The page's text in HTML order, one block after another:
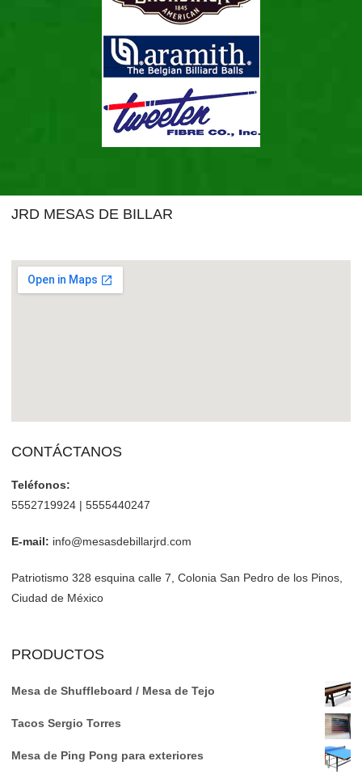
JRD MESAS DE BILLAR
CONTÁCTANOS
Teléfonos:
5552719924 | 5555440247
E-mail: info@mesasdebillarjrd.com
Patriotismo 328 esquina calle 7, Colonia San Pedro de los Pinos,
Ciudad de México
PRODUCTOS
Mesa de Shuffleboard / Mesa de Tejo
Tacos Sergio Torres
Mesa de Ping Pong para exteriores